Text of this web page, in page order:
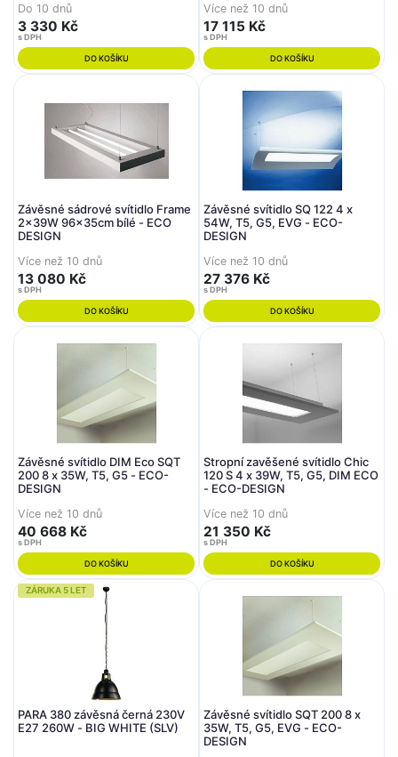
včetně 2ks závěsů 1,5m -
CENTURY
Do 10 dnů
3 330 Kč
s DPH
DO KOŠÍKU
Více než 10 dnů
17 115 Kč
s DPH
DO KOŠÍKU
Závěsné sádrové svítidlo Frame
2x39W 96x35cm bílé - ECO
DESIGN
Více než 10 dnů
13 080 Kč
s DPH
DO KOŠÍKU
Závěsné svítidlo SQ 122 4 x
54W, T5, G5, EVG - ECO-
DESIGN
Více než 10 dnů
27 376 Kč
s DPH
DO KOŠÍKU
Závěsné svítidlo DIM Eco SQT
200 8 x 35W, T5, G5 - ECO-
DESIGN
Více než 10 dnů
40 668 Kč
s DPH
DO KOŠÍKU
Stropní zavěšené svítidlo Chic
120 S 4 x 39W, T5, G5, DIM ECO
- ECO-DESIGN
Více než 10 dnů
21 350 Kč
s DPH
DO KOŠÍKU
ZÁRUKA 5 LET
PARA 380 závěsná černá 230V
E27 260W - BIG WHITE (SLV)
Závěsné svítidlo SQT 200 8 x
35W, T5, G5, EVG - ECO-
DESIGN